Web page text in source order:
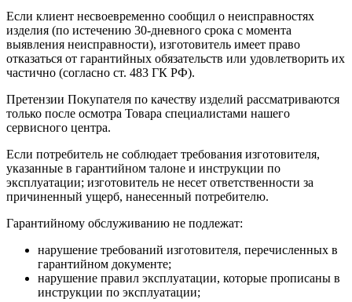
Если клиент несвоевременно сообщил о неисправностях
изделия (по истечению 30-дневного срока с момента
выявления неисправности), изготовитель имеет право
отказаться от гарантийных обязательств или удовлетворить их
частично (согласно ст. 483 ГК РФ).
Претензии Покупателя по качеству изделий рассматриваются
только после осмотра Товара специалистами нашего
сервисного центра.
Если потребитель не соблюдает требования изготовителя,
указанные в гарантийном талоне и инструкции по
эксплуатации; изготовитель не несет ответственности за
причиненный ущерб, нанесенный потребителю.
Гарантийному обслуживанию не подлежат:
нарушение требований изготовителя, перечисленных в
гарантийном документе;
нарушение правил эксплуатации, которые прописаны в
инструкции по эксплуатации;